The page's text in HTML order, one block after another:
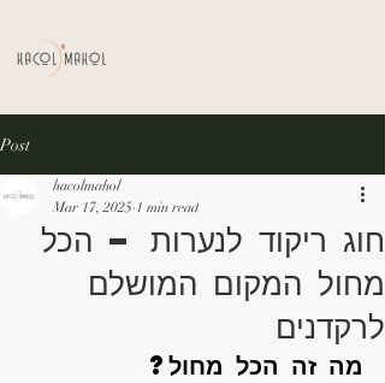
Post
חוג ריקוד לנערות – הכל
מחול המקום המושלם
לרקדנים
hacolmahol
Mar 17, 2025 1 min read
מה זה הכל מחול?